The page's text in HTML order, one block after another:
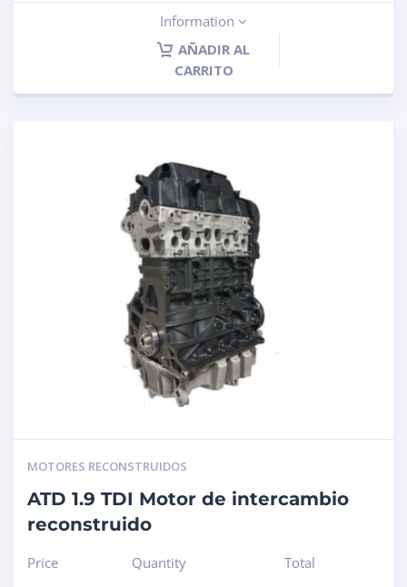
Information
AÑADIR AL
CARRITO
MOTORES RECONSTRUIDOS
ATD 1.9 TDI Motor de intercambio
reconstruido
Price Quantity Total